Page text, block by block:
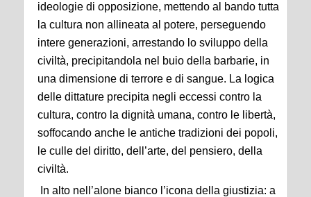
ideologie di opposizione, mettendo al bando tutta
la cultura non allineata al potere, perseguendo
intere generazioni, arrestando lo sviluppo della
civiltà, precipitandola nel buio della barbarie, in
una dimensione di terrore e di sangue. La logica
delle dittature precipita negli eccessi contro la
cultura, contro la dignità umana, contro le libertà,
soffocando anche le antiche tradizioni dei popoli,
le culle del diritto, dell’arte, del pensiero, della
civiltà.
In alto nell’alone bianco l’icona della giustizia: a